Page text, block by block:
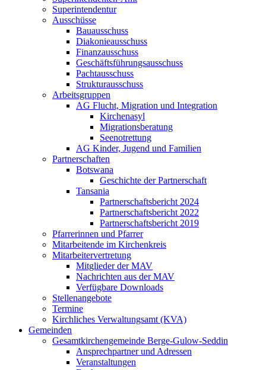
Superintendentur
Ausschüsse
Bauausschuss
Diakonieausschuss
Finanzausschuss
Geschäftsführungsausschuss
Pachtausschuss
Strukturausschuss
Arbeitsgruppen
AG Flucht, Migration und Integration
Kirchenasyl
Migrationsberatung
Seenotrettung
AG Kinder, Jugend und Familien
Partnerschaften
Botswana
Geschichte der Partnerschaft
Tansania
Partnerschaftsbericht 2024
Partnerschaftsbericht 2022
Partnerschaftsbericht 2019
Pfarrerinnen und Pfarrer
Mitarbeitende im Kirchenkreis
Mitarbeitervertretung
Mitglieder der MAV
Nachrichten aus der MAV
Verfügbare Downloads
Stellenangebote
Termine
Kirchliches Verwaltungsamt (KVA)
Gemeinden
Gesamtkirchengemeinde Berge-Gulow-Seddin
Ansprechpartner und Adressen
Veranstaltungen